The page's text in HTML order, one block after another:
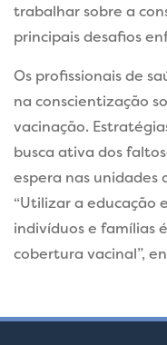
trabalhar sobre a
principais desafios
Os profissionais de
na conscientização
vacinação.
busca ativa dos
espera nas unidades
“Utilizar a educação
indivíduos e famílias
cobertura vacinal”,